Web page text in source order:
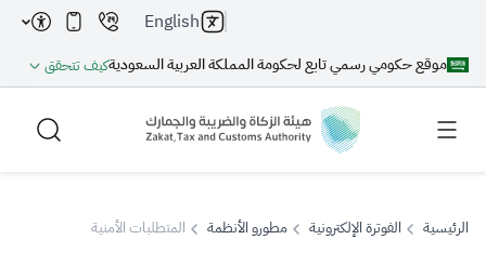
موقع حكومي رسمي تابع لحكومة المملكة العربية السعوديةكيف تتحقق
English
الرئيسية الفوترة الإلكترونية مطورو الأنظمة المتطلبات الأمنية